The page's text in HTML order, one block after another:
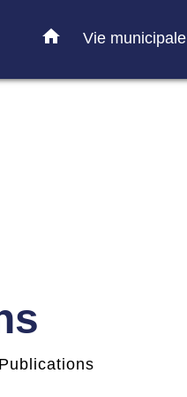
home Vie municipale
Publications